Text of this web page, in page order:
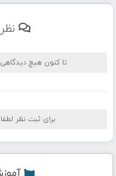
تا کنون هیچ
برای ثبت نظر